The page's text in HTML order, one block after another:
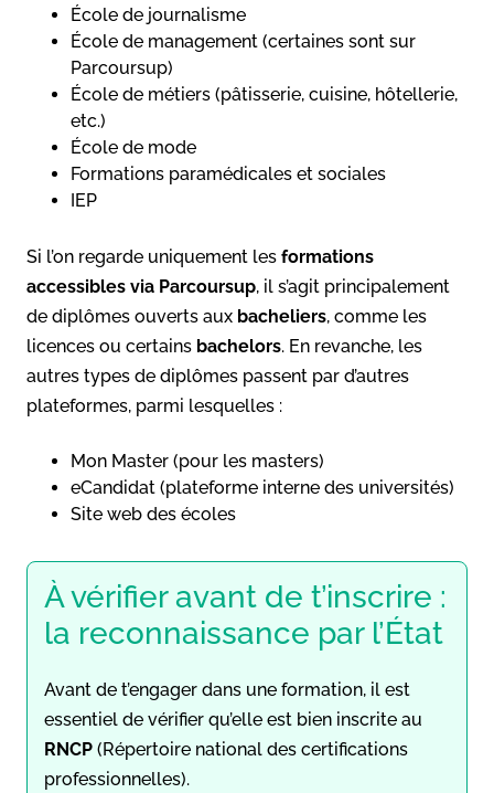
École de journalisme
École de management (certaines sont sur
Parcoursup)
École de métiers (pâtisserie, cuisine, hôtellerie,
etc.)
École de mode
Formations paramédicales et sociales
IEP
Si l’on regarde uniquement les formations
accessibles via Parcoursup, il s’agit principalement
de diplômes ouverts aux bacheliers, comme les
licences ou certains bachelors. En revanche, les
autres types de diplômes passent par d’autres
plateformes, parmi lesquelles :
Mon Master (pour les masters)
eCandidat (plateforme interne des universités)
Site web des écoles
À vérifier avant de t’inscrire :
la reconnaissance par l’État
Avant de t’engager dans une formation, il est
essentiel de vérifier qu’elle est bien inscrite au
RNCP (Répertoire national des certifications
professionnelles).